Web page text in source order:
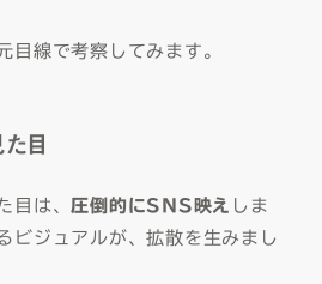
目線で考察してみます。
目
目は、 圧倒的にSNS映え
しま
ビジュアルが、拡散を生みまし